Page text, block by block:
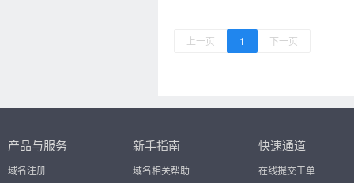
上一页 1 下一页
产品与服务
域名注册
新手指南
域名相关帮助
快速通道
在线提交工单